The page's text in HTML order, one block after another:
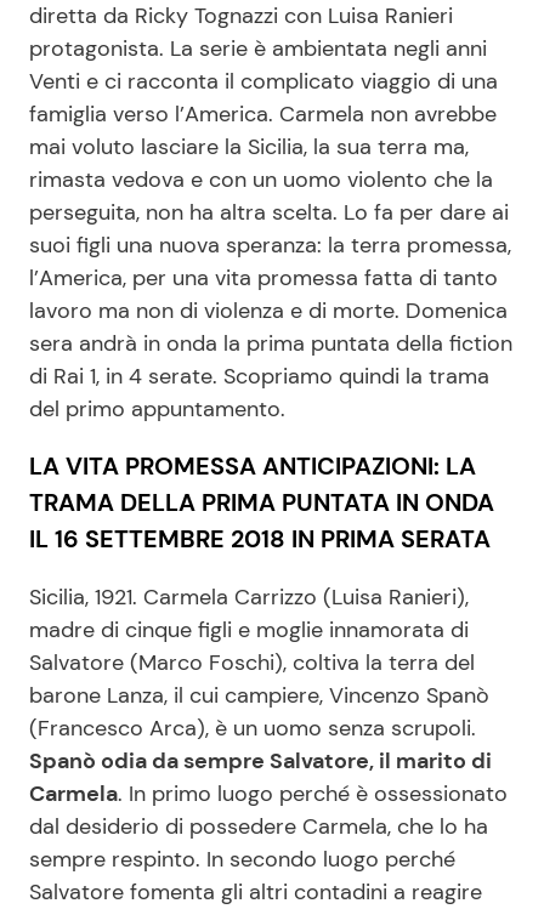
Viaggi e Turismo
Festività
Ricette Feste
Ricette per Bambini
Seguici
Info
Chi siamo
Disclaimer e Privacy
Redazione
Contattaci
Pubblicità
Privacy Policy
diretta da Ricky Tognazzi con Luisa Ranieri
protagonista. La serie è ambientata negli anni
Venti e ci racconta il complicato viaggio di una
famiglia verso l’America. Carmela non avrebbe
mai voluto lasciare la Sicilia, la sua terra ma,
rimasta vedova e con un uomo violento che la
perseguita, non ha altra scelta. Lo fa per dare ai
suoi figli una nuova speranza: la terra promessa,
l’America, per una vita promessa fatta di tanto
lavoro ma non di violenza e di morte. Domenica
sera andrà in onda la prima puntata della fiction
di Rai 1, in 4 serate. Scopriamo quindi la trama
del primo appuntamento.
LA VITA PROMESSA ANTICIPAZIONI: LA
TRAMA DELLA PRIMA PUNTATA IN ONDA
IL 16 SETTEMBRE 2018 IN PRIMA SERATA
Sicilia, 1921. Carmela Carrizzo (Luisa Ranieri),
madre di cinque figli e moglie innamorata di
Salvatore (Marco Foschi), coltiva la terra del
barone Lanza, il cui campiere, Vincenzo Spanò
(Francesco Arca), è un uomo senza scrupoli.
Spanò odia da sempre Salvatore, il marito di
Carmela. In primo luogo perché è ossessionato
dal desiderio di possedere Carmela, che lo ha
sempre respinto. In secondo luogo perché
Salvatore fomenta gli altri contadini a reagire